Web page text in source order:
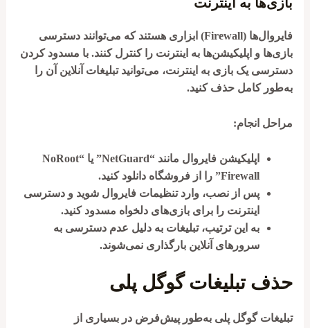
بازی‌ها به اینترنت
فایروال‌ها (Firewall) ابزاری هستند که می‌توانند دسترسی
بازی‌ها و اپلیکیشن‌ها به اینترنت را کنترل کنند. با مسدود کردن
دسترسی یک بازی به اینترنت، می‌توانید تبلیغات آنلاین آن را
به‌طور کامل حذف کنید.
مراحل انجام:
اپلیکیشن فایروال مانند “NetGuard” یا “NoRoot
Firewall” را از فروشگاه دانلود کنید.
پس از نصب، وارد تنظیمات فایروال شوید و دسترسی
اینترنت را برای بازی‌های دلخواه مسدود کنید.
به این ترتیب، تبلیغات به دلیل عدم دسترسی به
سرورهای آنلاین بارگذاری نمی‌شوند.
حذف تبلیغات گوگل پلی
تبلیغات گوگل پلی به‌طور پیش‌فرض در بسیاری از